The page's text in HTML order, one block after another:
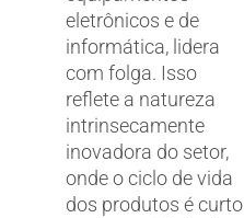
eletrônicos e de
informática, lidera
com folga. Isso
reflete a natureza
intrinsecamente
inovadora do setor,
onde o ciclo de vida
dos produtos é curto